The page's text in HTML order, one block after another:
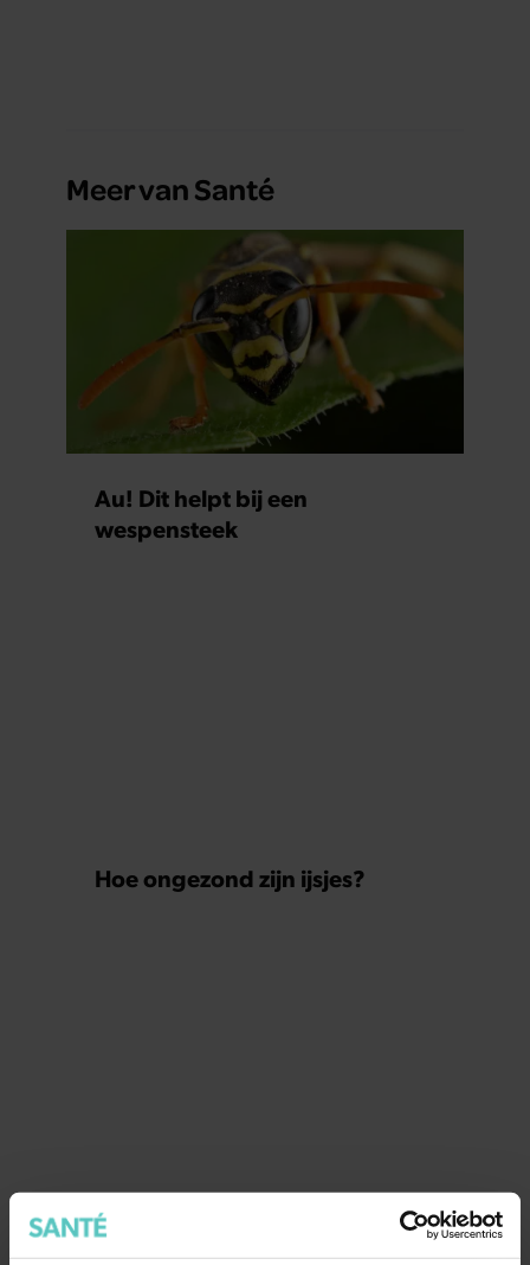
Meer van Santé
Au! Dit helpt bij een
wespensteek
Hoe ongezond zijn ijsjes?
Wat als je stiekem verliefd op
een ander bent?